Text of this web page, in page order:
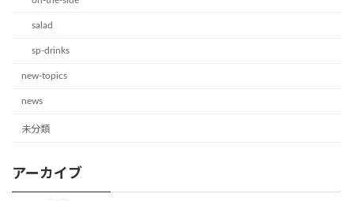
salad
sp-drinks
new-topics
news
未分類
アーカイブ